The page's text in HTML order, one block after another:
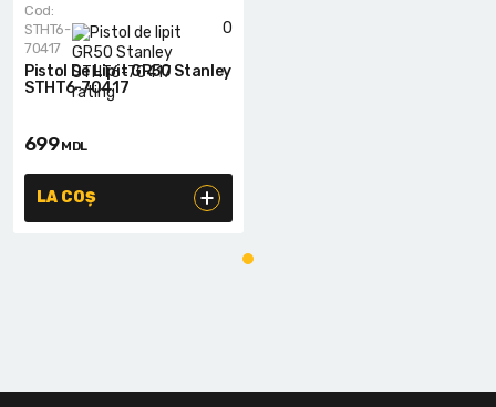
0
Cod:
STHT6-
70417
Pistol De Lipit GR50 Stanley
STHT6-70417
699MDL
LA COȘ